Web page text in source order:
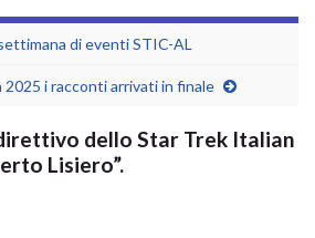
di eventi STIC-AL
2025 i racconti arrivati in finale
dello Star Trek Italian
Lisiero”.